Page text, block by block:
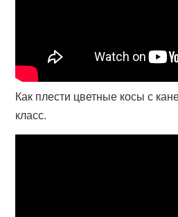
Как плести цветные косы с
класс.